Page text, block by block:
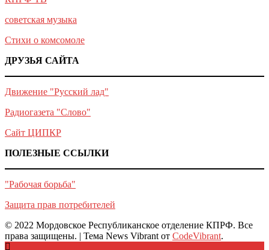
советская музыка
Стихи о комсомоле
ДРУЗЬЯ САЙТА
Движение "Русский лад"
Радиогазета "Слово"
Сайт ЦИПКР
ПОЛЕЗНЫЕ ССЫЛКИ
"Рабочая борьба"
Защита прав потребителей
© 2022 Мордовское Республиканское отделение КПРФ. Все
права защищены. | Тема News Vibrant от CodeVibrant.